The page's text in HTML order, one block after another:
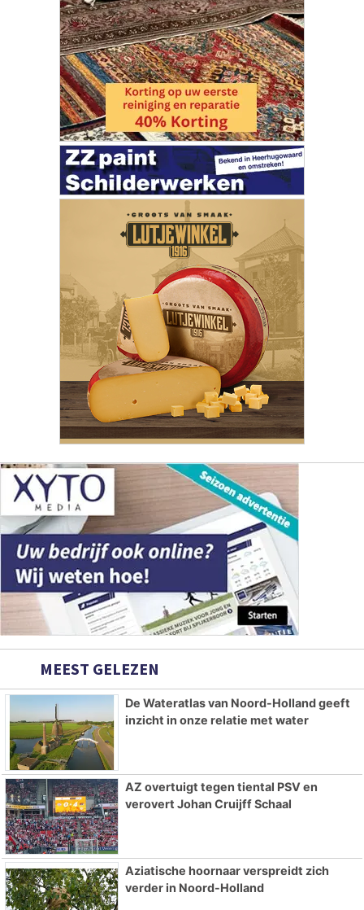
MEEST GELEZEN
De Wateratlas van Noord-Holland geeft
inzicht in onze relatie met water
AZ overtuigt tegen tiental PSV en
verovert Johan Cruijff Schaal
Aziatische hoornaar verspreidt zich
verder in Noord-Holland